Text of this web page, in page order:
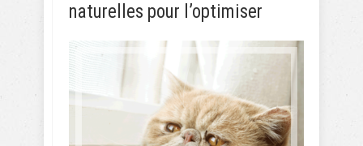
naturelles pour l’optimiser